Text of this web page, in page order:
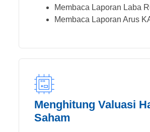
Membaca Laporan Laba
Membaca Laporan Arus
Menghitung Valuasi
Saham